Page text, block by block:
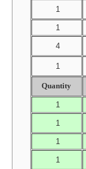
1
1
4
1
Quantity
1
1
1
1